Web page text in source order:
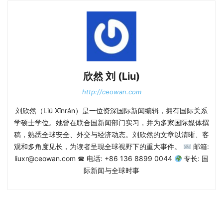
欣然 刘 (Liu)
http://ceowan.com
刘欣然（Liú Xīnrán）是一位资深国际新闻编辑，拥有国际关系
学硕士学位。她曾在联合国新闻部门实习，并为多家国际媒体撰
稿，熟悉全球安全、外交与经济动态。刘欣然的文章以清晰、客
观和多角度见长，为读者呈现全球视野下的重大事件。
邮箱:
liuxr@ceowan.com ☎ 电话: +86 136 8899 0044
专长: 国
际新闻与全球时事